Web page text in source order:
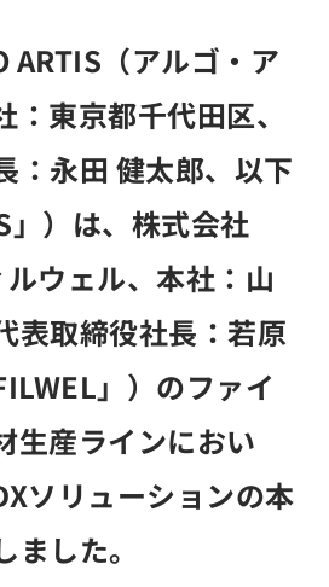
ARTIS（アルゴ・ア
：東京都千代田区、
：永田 健太郎、以下
」）は、株式会社
ウェル、本社：山
表取締役社長：若原
」）のファイ
生産ラインにおい
ソリューションの本
した。